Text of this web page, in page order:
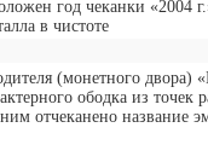
год чеканки «2004
в чистоте
(монетного
ободка из точек
отчеканено название